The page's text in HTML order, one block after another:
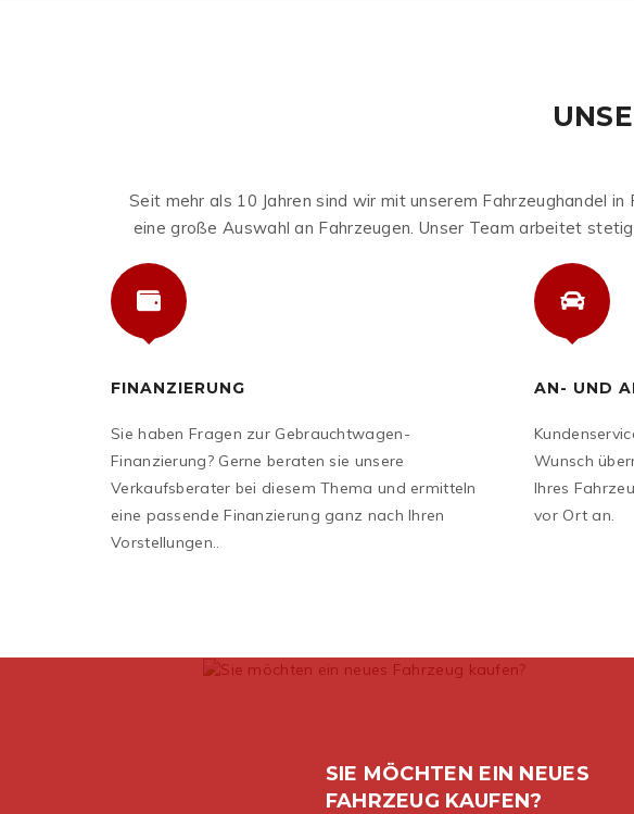
Seit mehr als 10 Jahren sind wir mit unserem Fahrzeughandel
eine große Auswahl an Fahrzeugen. Unser Team arbeitet
FINANZIERUNG
Sie haben Fragen zur Gebrauchtwagen-
Finanzierung? Gerne beraten sie unsere
Verkaufsberater bei diesem Thema und ermitteln
eine passende Finanzierung ganz nach Ihren
Vorstellungen..
AN- UND
Wunsch
Ihres
vor Ort an.
SIE MÖCHTEN EIN NEUES
FAHRZEUG KAUFEN?